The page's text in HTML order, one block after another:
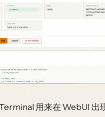
用来在 WebUI 出